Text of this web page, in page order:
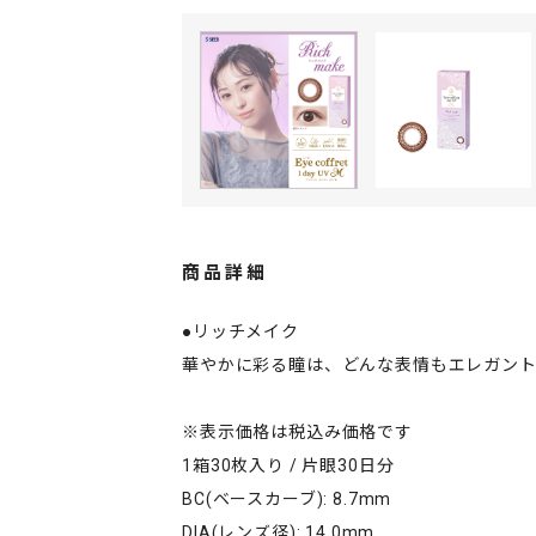
商品詳細
●リッチメイク
華やかに彩る瞳は、どんな表情もエレガン
※表示価格は税込み価格です
1箱30枚入り / 片眼30日分
BC(ベースカーブ): 8.7mm